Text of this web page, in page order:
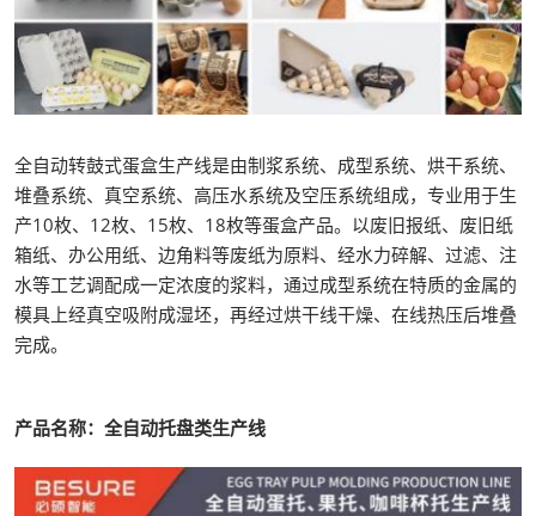
全自动转鼓式蛋盒生产线是由制浆系统、成型系统、烘干系统、
堆叠系统、真空系统、高压水系统及空压系统组成，专业用于生
产10枚、12枚、15枚、18枚等蛋盒产品。以废旧报纸、废旧纸
箱纸、办公用纸、边角料等废纸为原料、经水力碎解、过滤、注
水等工艺调配成一定浓度的浆料，通过成型系统在特质的金属的
模具上经真空吸附成湿坯，再经过烘干线干燥、在线热压后堆叠
完成。
产品名称：全自动托盘类生产线